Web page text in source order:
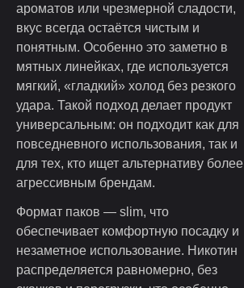
ароматов или чрезмерной сладости,
вкус всегда остаётся чистым и
понятным. Особенно это заметно в
мятных линейках, где используется
мягкий, «гладкий» холод без резкого
удара. Такой подход делает продукт
универсальным: он подходит как для
повседневного использования, так и
для тех, кто ищет альтернативу более
агрессивным брендам.
Формат паков — slim, что
обеспечивает комфортную посадку и
незаметное использование. Никотин
распределяется равномерно, без